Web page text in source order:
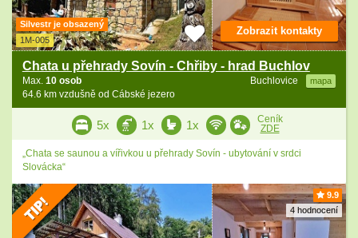
Silvestr je obsazený
1M-005
Chata u přehrady Sovín - Chřiby - hrad Buchlov
Buchlovice mapa
Max. 10 osob
64.6 km vzdušně od Cábské jezero
Zobrazit kontakty
5x 1x 1x
Ceník
ZDE
„Chata se saunou a vířivkou u přehrady Sovín - ubytování v srdci
Slovácka“
9.9
4 hodnocení